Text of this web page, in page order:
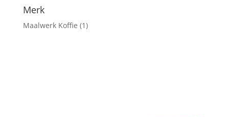
Merk
Maalwerk Koffie (1)